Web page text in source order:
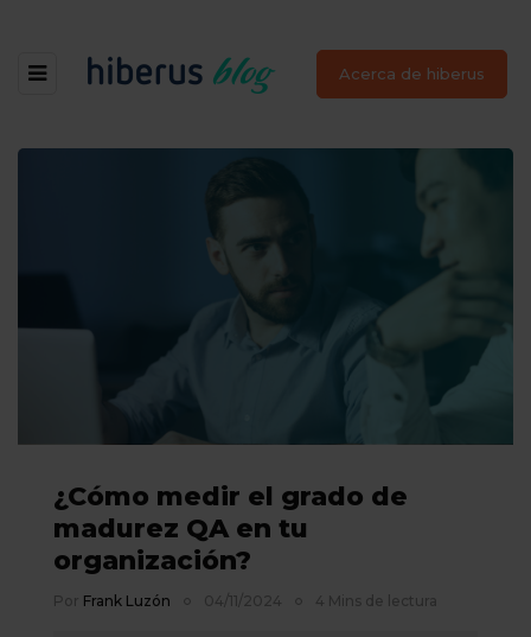
Acerca de hiberus
¿Cómo medir el grado de
madurez QA en tu
organización?
Por Frank Luzón 04/11/2024 4 Mins de lectura